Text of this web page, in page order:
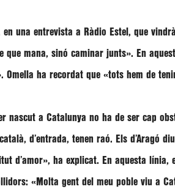
en una entrevista a Ràdio Estel , que
que mana, sinó caminar junts». En
. Omella ha recordat que «tots hem de
a Catalunya no ha de ser cap
d’entrada, tenen raó. Els d’Aragó
d’amor», ha explicat. En aquesta línia,
«Molta gent del meu poble viu a